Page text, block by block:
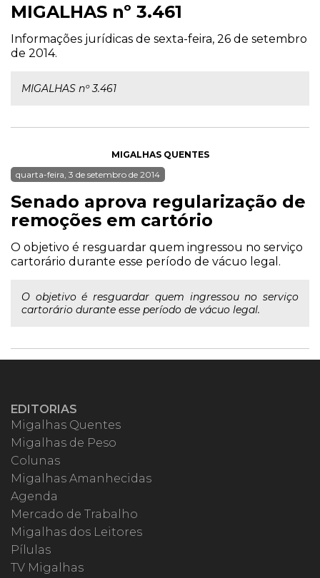
MIGALHAS nº 3.461
Informações jurídicas de sexta-feira, 26 de setembro
de 2014.
MIGALHAS nº 3.461
MIGALHAS QUENTES
quarta-feira, 3 de setembro de 2014
Senado aprova regularização de
remoções em cartório
O objetivo é resguardar quem ingressou no serviço
cartorário durante esse período de vácuo legal.
O objetivo é resguardar quem ingressou no serviço
cartorário durante esse período de vácuo legal.
EDITORIAS
Migalhas Quentes
Migalhas de Peso
Colunas
Migalhas Amanhecidas
Agenda
Mercado de Trabalho
Migalhas dos Leitores
Pílulas
TV Migalhas